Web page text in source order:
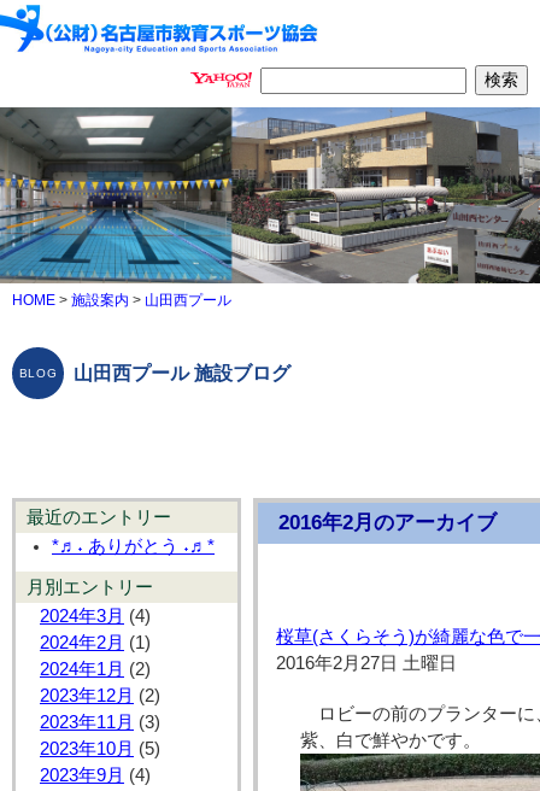
HOME > 施設案内 > 山田西プール
山田西プール 施設ブログ
最近のエントリー
*♬˖ ありがとう ˖♬*
月別エントリー
2024年3月 (4)
2024年2月 (1)
2024年1月 (2)
2023年12月 (2)
2023年11月 (3)
2023年10月 (5)
2023年9月 (4)
2016年2月のアーカイブ
桜草(さくらそう)が綺麗な色で
2016年2月27日 土曜日
ロビーの前のプランター
紫、白で鮮やかです。